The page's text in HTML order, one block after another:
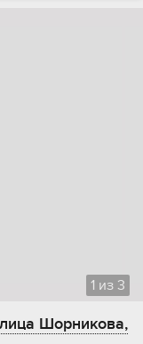
1 из 3
Шорникова,